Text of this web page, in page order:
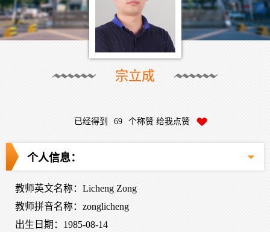
宗立成
已经得到 69 个称赞 给我点赞
个人信息：
教师英文名称：Licheng Zong
教师拼音名称：zonglicheng
出生日期：1985-08-14